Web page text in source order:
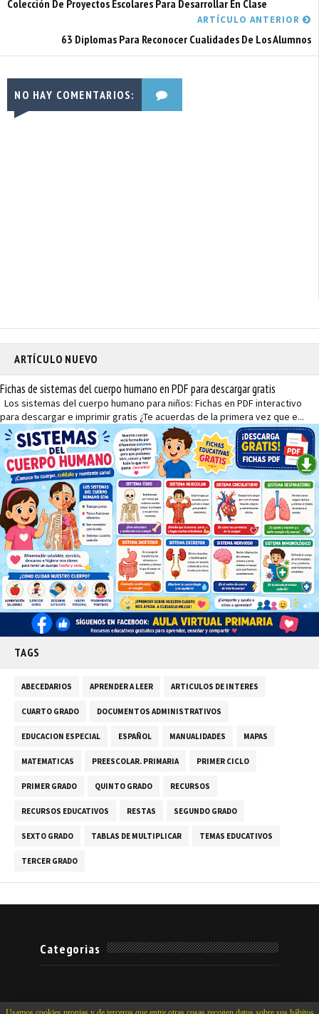
Colección De Proyectos Escolares Para Desarrollar En Clase
ARTÍCULO ANTERIOR
63 Diplomas Para Reconocer Cualidades De Los Alumnos
NO HAY COMENTARIOS:
ARTÍCULO NUEVO
Fichas de sistemas del cuerpo humano en PDF para descargar gratis
Los sistemas del cuerpo humano para niños: Fichas en PDF interactivo
para descargar e imprimir gratis ¿Te acuerdas de la primera vez que e...
TAGS
ABECEDARIOS APRENDER A LEER ARTICULOS DE INTERES
CUARTO GRADO DOCUMENTOS ADMINISTRATIVOS
EDUCACION ESPECIAL ESPAÑOL MANUALIDADES MAPAS
MATEMATICAS PREESCOLAR. PRIMARIA PRIMER CICLO
PRIMER GRADO QUINTO GRADO RECURSOS
RECURSOS EDUCATIVOS RESTAS SEGUNDO GRADO
SEXTO GRADO TABLAS DE MULTIPLICAR TEMAS EDUCATIVOS
TERCER GRADO
Categorias